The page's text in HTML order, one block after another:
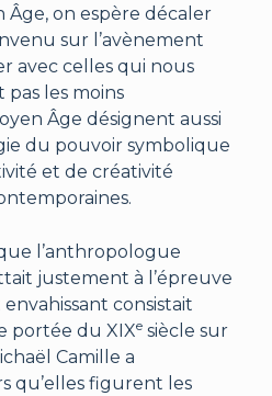
Âge, on espère décaler
sur l’avènement
avec celles qui nous
les moins
Âge désignent aussi
du pouvoir symbolique
et de créativité
l’anthropologue
justement à l’épreuve
consistait
portée du XIXe siècle sur
Camille a
qu’elles figurent les